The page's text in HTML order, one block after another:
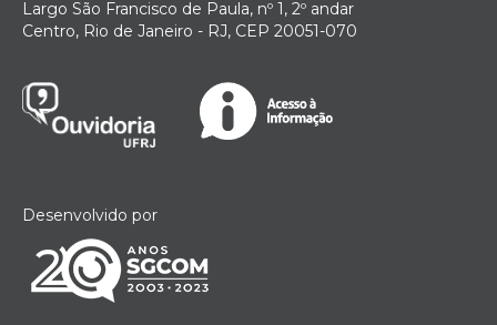
Largo São Francisco de Paula, nº 1, 2º andar
Centro, Rio de Janeiro - RJ, CEP 20051-070
Desenvolvido por